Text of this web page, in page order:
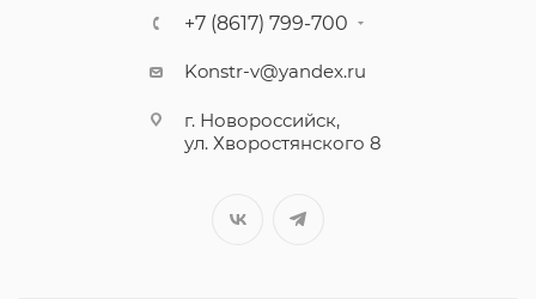
+7 (8617) 799-700
Konstr-v@yandex.ru
г. Новороссийск,
ул. Хворостянского 8